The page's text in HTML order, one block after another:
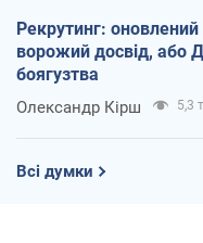
Рекрутинг:
ворожий досвід, або
боягузтва
Олександр Кірш 5,3 т.
Всі думки